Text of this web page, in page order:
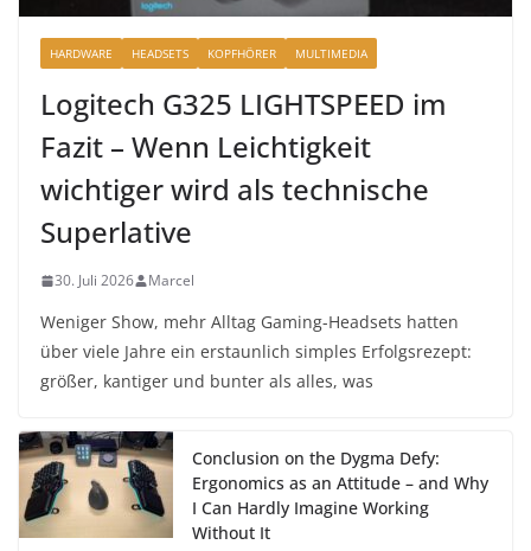
HARDWARE HEADSETS KOPFHÖRER MULTIMEDIA
Logitech G325 LIGHTSPEED im
Fazit – Wenn Leichtigkeit
wichtiger wird als technische
Superlative
30. Juli 2026 Marcel
Weniger Show, mehr Alltag Gaming-Headsets hatten
über viele Jahre ein erstaunlich simples Erfolgsrezept:
größer, kantiger und bunter als alles, was
Conclusion on the Dygma Defy:
Ergonomics as an Attitude – and Why
I Can Hardly Imagine Working
Without It